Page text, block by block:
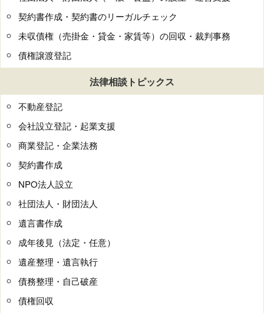
契約書作成・契約書のリーガルチェック
未収債権（売掛金・貸金・家賃等）の回収・裁判事務
債権譲渡登記
法律相談トピックス
不動産登記
会社設立登記・起業支援
商業登記・企業法務
契約書作成
NPO法人設立
社団法人・財団法人
遺言書作成
成年後見（法定・任意）
遺産整理・遺言執行
債務整理・自己破産
債権回収